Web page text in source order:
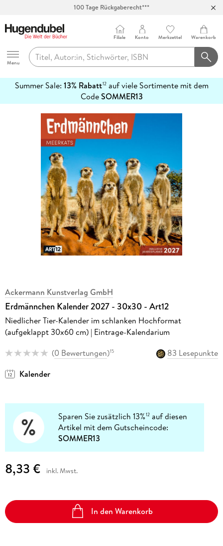
100 Tage Rückgaberecht***
Hugendubel
Menu
Filiale Konto Merkzettel Warenkorb
Summer Sale: 13% Rabatt12auf viele Sortimente mit dem
CodeSOMMER13
erfahren
Ackermann Kunstverlag GmbH
Erdmännchen Kalender 2027 - 30x30 - Art12
Niedlicher Tier-Kalender im schlanken Hochformat
(aufgeklappt 30x60 cm) | Eintrage-Kalendarium
(0 Bewertungen)15
83 Lesepunkte
Kalender
Sparen Sie zusätzlich 13%12 auf diesen
Artikel mit dem Gutscheincode:
SOMMER13
8,33 € inkl. Mwst.
In den Warenkorb